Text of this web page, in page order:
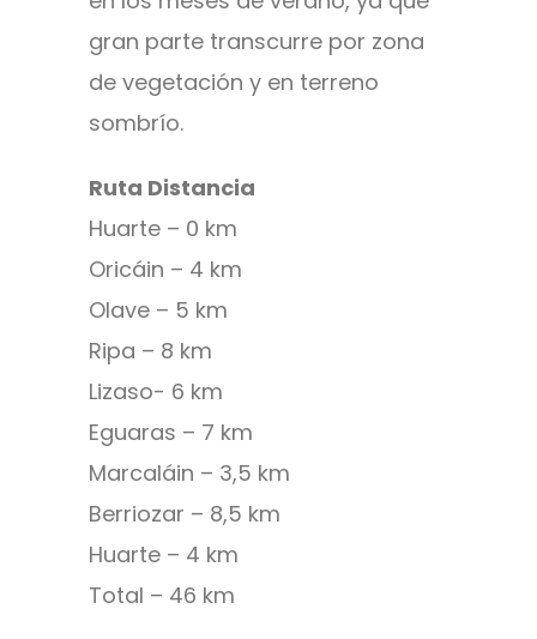
gran parte transcurre por zona
de vegetación y en terreno
sombrío.
Ruta Distancia
Huarte – 0 km
Oricáin – 4 km
Olave – 5 km
Ripa – 8 km
Lizaso- 6 km
Eguaras – 7 km
Marcaláin – 3,5 km
Berriozar – 8,5 km
Huarte – 4 km
Total – 46 km